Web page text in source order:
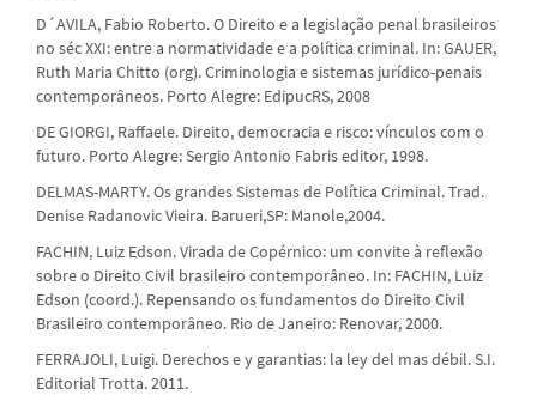
D´AVILA, Fabio Roberto. O Direito e a legislação penal brasileiros
no séc XXI: entre a normatividade e a política criminal. In: GAUER,
Ruth Maria Chitto (org). Criminologia e sistemas jurídico-penais
contemporâneos. Porto Alegre: EdipucRS, 2008
DE GIORGI, Raffaele. Direito, democracia e risco: vínculos com o
futuro. Porto Alegre: Sergio Antonio Fabris editor, 1998.
DELMAS-MARTY. Os grandes Sistemas de Política Criminal. Trad.
Denise Radanovic Vieira. Barueri,SP: Manole,2004.
FACHIN, Luiz Edson. Virada de Copérnico: um convite à reflexão
sobre o Direito Civil brasileiro contemporâneo. In: FACHIN, Luiz
Edson (coord.). Repensando os fundamentos do Direito Civil
Brasileiro contemporâneo. Rio de Janeiro: Renovar, 2000.
FERRAJOLI, Luigi. Derechos e y garantias: la ley del mas débil. S.I.
Editorial Trotta. 2011.